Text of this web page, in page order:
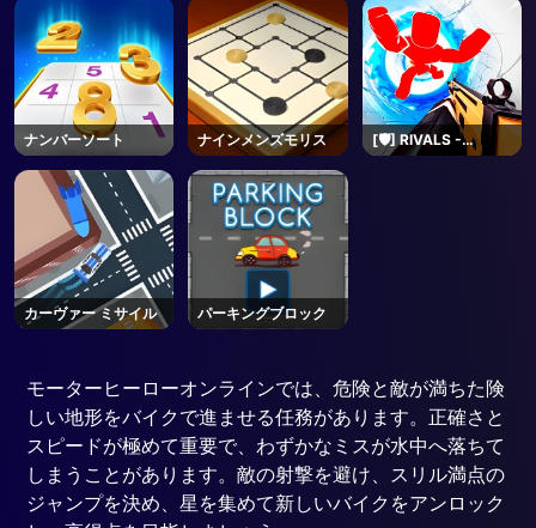
ナンバーソート ナインメンズモリス
[🛡️] RIVALS -
Roblox
カーヴァー ミサイル パーキングブロック
モーターヒーローオンラインでは、危険と敵が満ちた険
しい地形をバイクで進ませる任務があります。正確さと
スピードが極めて重要で、わずかなミスが水中へ落ちて
しまうことがあります。敵の射撃を避け、スリル満点の
ジャンプを決め、星を集めて新しいバイクをアンロック